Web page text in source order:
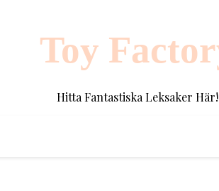
Toy
Hitta Fantastiska Leksaker Här!